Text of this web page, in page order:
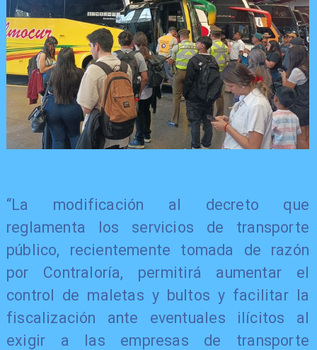
“La modificación al decreto que
reglamenta los servicios de transporte
público, recientemente tomada de razón
por Contraloría, permitirá aumentar el
control de maletas y bultos y facilitar la
fiscalización ante eventuales ilícitos al
exigir a las empresas de transporte